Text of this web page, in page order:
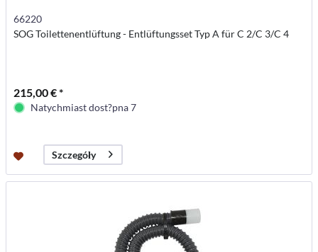
66220
SOG Toilettenentlüftung - Entlüftungsset Typ A für C 2/C 3/C 4
215,00 € *
Natychmiast dost?pna 7
Szczegóły